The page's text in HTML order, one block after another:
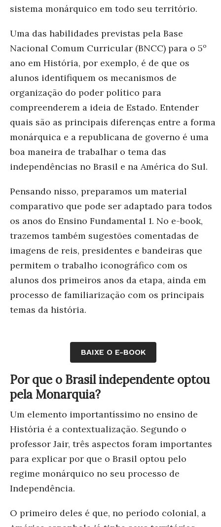
sistema monárquico em todo seu território.
Uma das habilidades previstas pela Base
Nacional Comum Curricular (BNCC) para o 5º
ano em História, por exemplo, é de que os
alunos identifiquem os mecanismos de
organização do poder político para
compreenderem a ideia de Estado. Entender
quais são as principais diferenças entre a forma
monárquica e a republicana de governo é uma
boa maneira de trabalhar o tema das
independências no Brasil e na América do Sul.
Pensando nisso, preparamos um material
comparativo que pode ser adaptado para todos
os anos do Ensino Fundamental 1. No e-book,
trazemos também sugestões comentadas de
imagens de reis, presidentes e bandeiras que
permitem o trabalho iconográfico com os
alunos dos primeiros anos da etapa, ainda em
processo de familiarização com os principais
temas da história.
BAIXE O E-BOOK
Por que o Brasil independente optou
pela Monarquia?
Um elemento importantíssimo no ensino de
História é a contextualização. Segundo o
professor Jair, três aspectos foram importantes
para explicar por que o Brasil optou pelo
regime monárquico no seu processo de
Independência.
O primeiro deles é que, no período colonial, a